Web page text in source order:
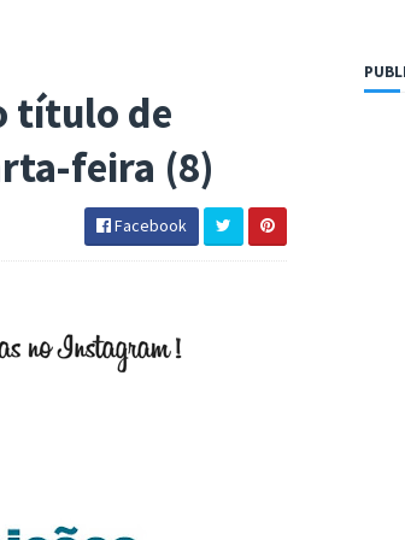
título de
feira (8)
Facebook